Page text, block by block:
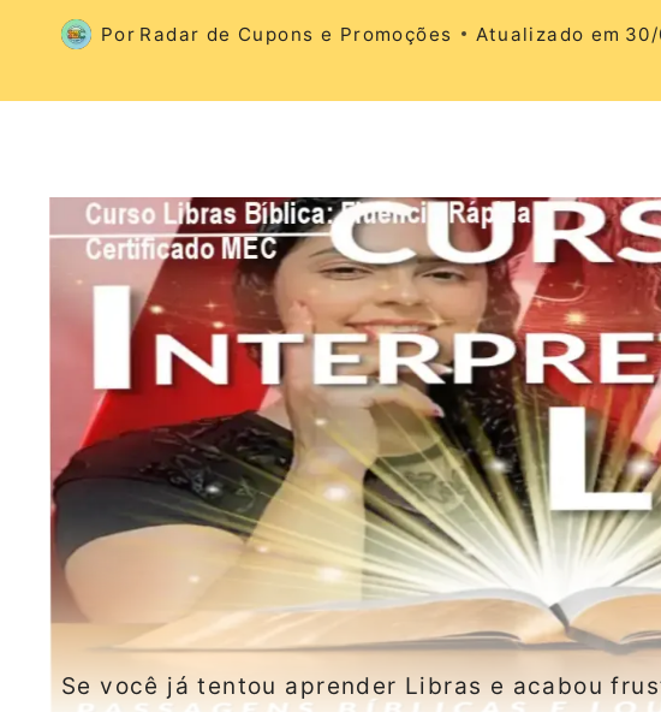
Por Radar de Cupons e Promoções Atualizado em
Se você já tentou aprender Libras e acabou